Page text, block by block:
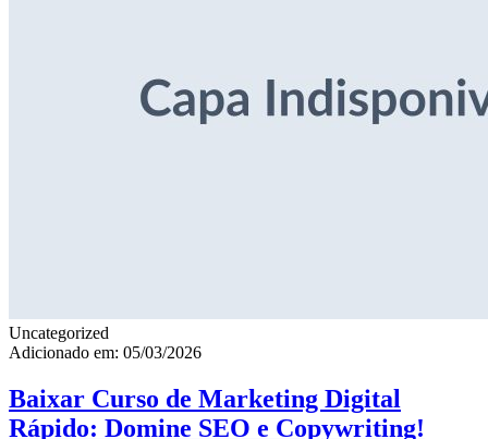
Uncategorized
Adicionado em: 05/03/2026
Baixar Curso de Marketing Digital
Rápido: Domine SEO e Copywriting!